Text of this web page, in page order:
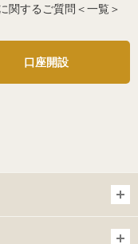
関するご質問＜一覧＞
口座開設